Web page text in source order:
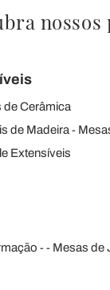
de Cerâmica
de Madeira
Extensíveis
Mesas de